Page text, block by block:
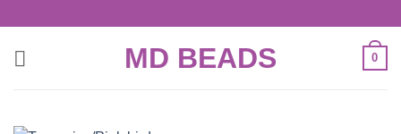
content
MD BEADS 0